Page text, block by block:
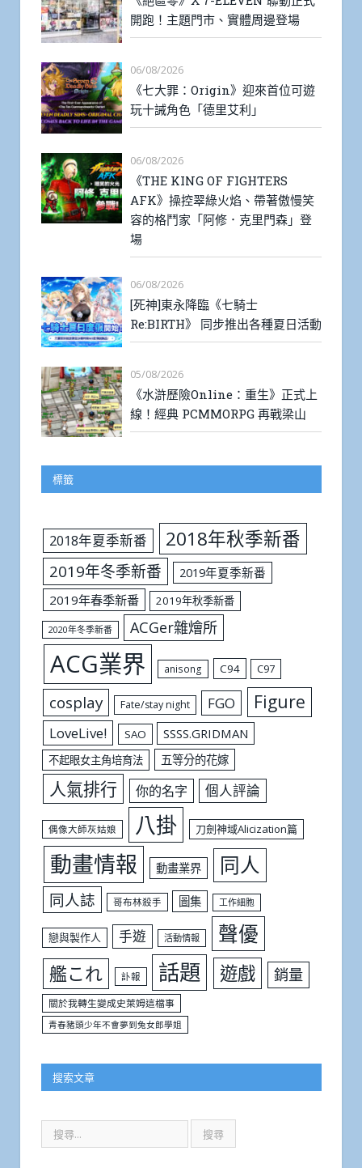
開跑！主題門市、實體周邊登場
06/08/2026
《七大罪：Origin》迎來首位可遊
玩十誡角色「德里艾利」
06/08/2026
《THE KING OF FIGHTERS
AFK》操控翠綠火焰、帶著傲慢笑
容的格鬥家「阿修．克里門森」登
場
06/08/2026
[死神]東永降臨《七騎士
Re:BIRTH》 同步推出各種夏日活動
05/08/2026
《水滸歷險Online：重生》正式上
線！經典 PCMMORPG 再戰梁山
標籤
2018年夏季新番 2018年秋季新番
2019年冬季新番
2019年夏季新番
2019年春季新番
2019年秋季新番
2020年冬季新番 ACGer雜燴所
ACG業界 anisong C94 C97
cosplay Fate/stay night FGO Figure
LoveLive! SAO SSSS.GRIDMAN
不起眼女主角培育法 五等分的花嫁
人氣排行 你的名字 個人評論
偶像大師灰姑娘 八掛 刀劍神域Alicization篇
動畫情報 動畫業界 同人
同人誌 哥布林殺手 圖集 工作細胞
戀與製作人 手遊 活動情報 聲優
艦これ 訃報 話題 遊戲 銷量
關於我轉生變成史萊姆這檔事
青春豬頭少年不會夢到兔女郎學姐
搜索文章